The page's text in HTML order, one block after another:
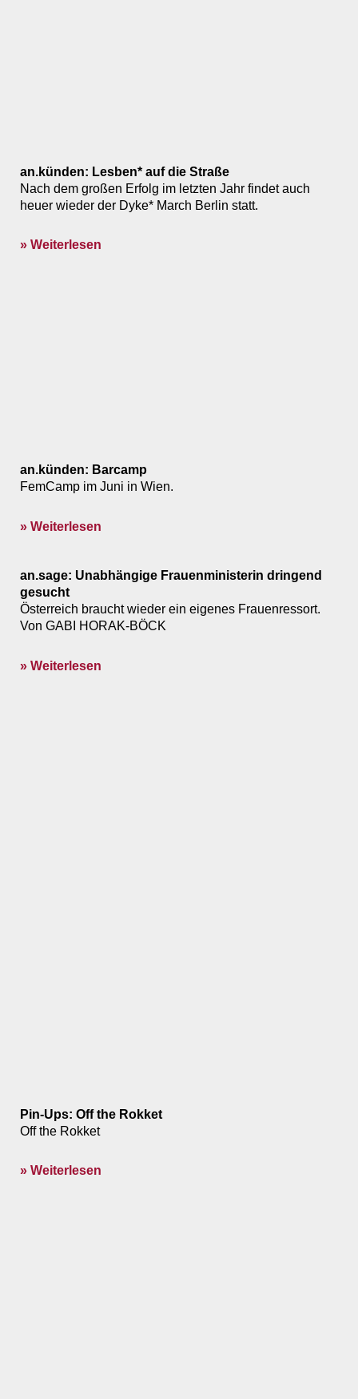
an.künden: Lesben* auf die Straße
Nach dem großen Erfolg im letzten Jahr findet auch
heuer wieder der Dyke* March Berlin statt.
» Weiterlesen
an.künden: Barcamp
FemCamp im Juni in Wien.
» Weiterlesen
an.sage: Unabhängige Frauenministerin dringend
gesucht
Österreich braucht wieder ein eigenes Frauenressort.
Von GABI HORAK-BÖCK
» Weiterlesen
Pin-Ups: Off the Rokket
Off the Rokket
» Weiterlesen